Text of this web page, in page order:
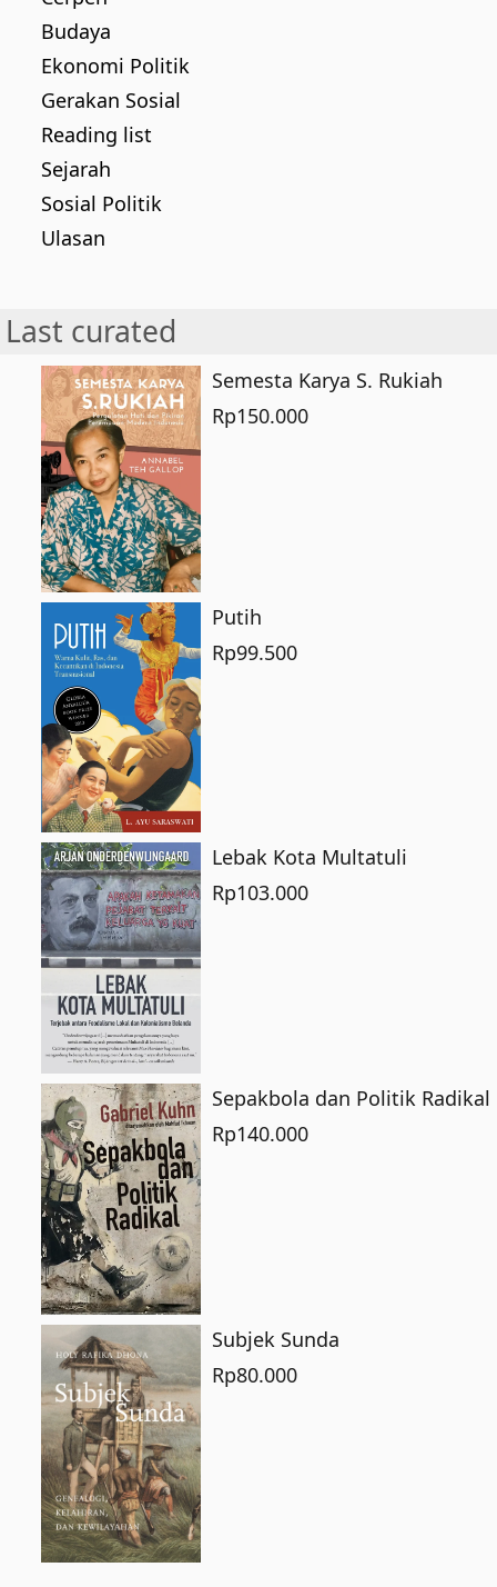
Budaya
Ekonomi Politik
Gerakan Sosial
Reading list
Sejarah
Sosial Politik
Ulasan
Last curated
Semesta Karya S. Rukiah
Rp150.000
Putih
Rp99.500
Lebak Kota Multatuli
Rp103.000
Sepakbola dan Politik Radikal
Rp140.000
Subjek Sunda
Rp80.000